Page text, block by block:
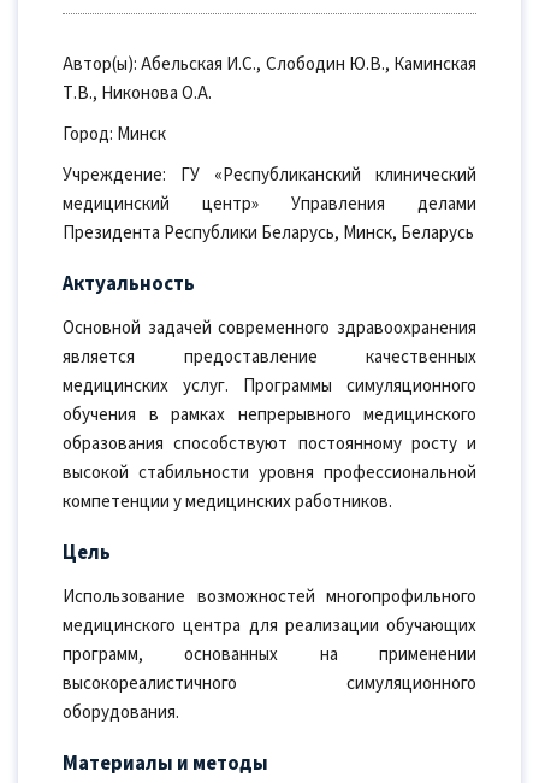
Автор(ы): Абельская И.С., Слободин Ю.В., Каминская
Т.В., Никонова О.А.
Город: Минск
Учреждение: ГУ «Республиканский клинический
медицинский центр» Управления делами
Президента Республики Беларусь, Минск, Беларусь
Актуальность
Основной задачей современного здравоохранения
является предоставление качественных
медицинских услуг. Программы симуляционного
обучения в рамках непрерывного медицинского
образования способствуют постоянному росту и
высокой стабильности уровня профессиональной
компетенции у медицинских работников.
Цель
Использование возможностей многопрофильного
медицинского центра для реализации обучающих
программ, основанных на применении
высокореалистичного симуляционного
оборудования.
Материалы и методы